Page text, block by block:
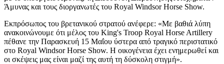
Άμυνας και τους διοργανωτές του Royal Windsor Horse Show.
Εκπρόσωπος του βρετανικού στρατού ανέφερε: «Με βαθιά λύπη
ανακοινώνουμε ότι μέλος του King's Troop Royal Horse Artillery
πέθανε την Παρασκευή 15 Μαΐου ύστερα από τραγικό περιστατικό
στο Royal Windsor Horse Show. Η οικογένεια έχει ενημερωθεί και
οι σκέψεις μας είναι μαζί της αυτή τη δύσκολη στιγμή».